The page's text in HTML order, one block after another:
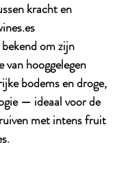
kracht en
om zijn
hooggelegen
bodems en droge,
— ideaal voor de
met intens fruit